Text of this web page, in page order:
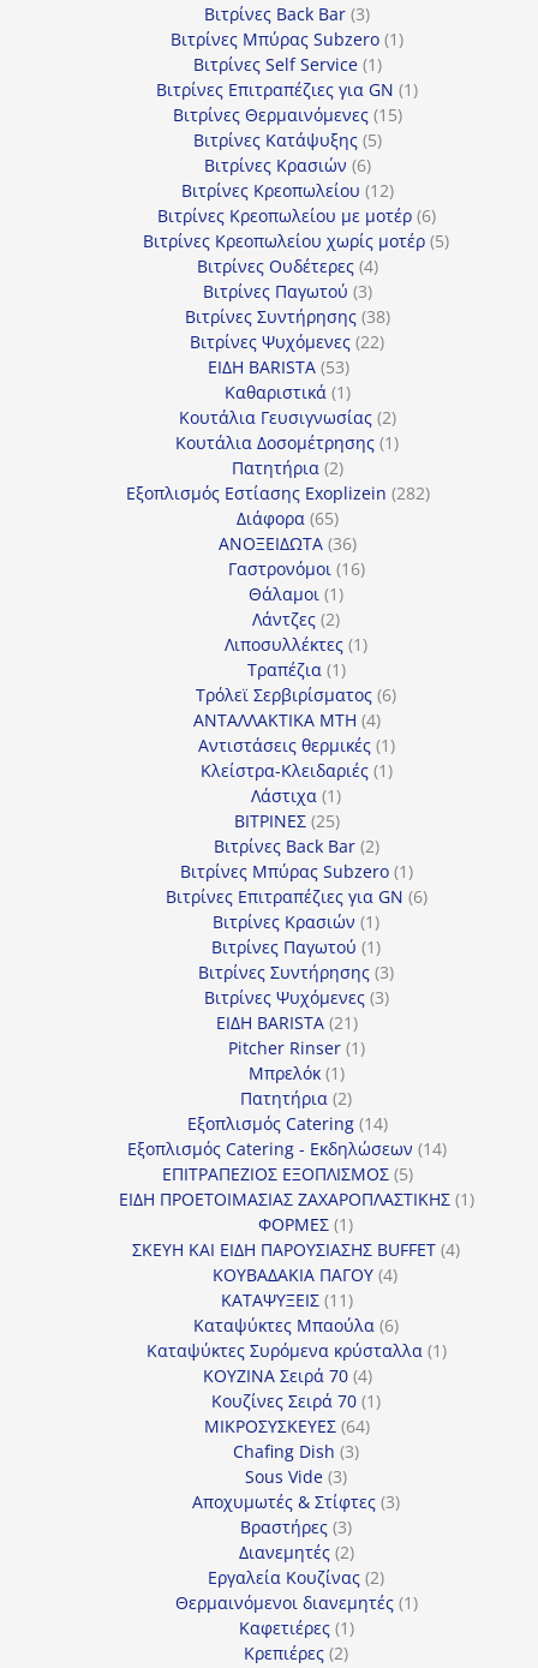
προϊόντα
Βιτρίνες Back Bar 33
προϊόντα
Βιτρίνες Mπύρας Subzero 11
Βιτρίνες Self Service 11
προϊόν
Βιτρίνες Επιτραπέζιες για GN 11
Βιτρίνες Θερμαινόμενες 1515
Βιτρίνες Κατάψυξης 55
Βιτρίνες Κρασιών 66
προϊόντα
Βιτρίνες Κρεοπωλείου 1212
προϊόντα
Βιτρίνες Κρεοπωλείου με μοτέρ 66
προϊόντα
Βιτρίνες Κρεοπωλείου χωρίς μοτέρ 55
Βιτρίνες Ουδέτερες 44
προϊόντα
Βιτρίνες Παγωτού 33
προϊόντα
Βιτρίνες Συντήρησης 3838
προϊόντα
Βιτρίνες Ψυχόμενες 2222
ΕΙΔΗ BARISTA 5353
προϊόντα
Καθαριστικά 11
προϊόν
Κουτάλια Γευσιγνωσίας 22
προϊόντα
Κουτάλια Δοσομέτρησης 11
Πατητήρια 22
προϊόντα
Εξοπλισμός Εστίασης Exoplizein 282282
Διάφορα 6565
προϊόντα
ΑΝΟΞΕΙΔΩΤΑ 3636
προϊόντα
Γαστρονόμοι 1616
Θάλαμοι 11
προϊόν
Λάντζες 22
προϊόντα
Λιποσυλλέκτες 11
Τραπέζια 11
προϊόν
Τρόλεϊ Σερβιρίσματος 66
ΑΝΤΑΛΛΑΚΤΙΚΑ MTH 44
προϊόντα
Αντιστάσεις θερμικές 11
προϊόν
Κλείστρα-Κλειδαριές 11
Λάστιχα 11
προϊόν
ΒΙΤΡΙΝΕΣ 2525
προϊόντα
Βιτρίνες Back Bar 22
προϊόντα
Βιτρίνες Mπύρας Subzero 11
προϊόν
Βιτρίνες Επιτραπέζιες για GN 66
Βιτρίνες Κρασιών 11
προϊόν
Βιτρίνες Παγωτού 11
προϊόν
Βιτρίνες Συντήρησης 33
προϊόντα
Βιτρίνες Ψυχόμενες 33
ΕΙΔΗ BARISTA 2121
προϊόντα
Pitcher Rinser 11
Μπρελόκ 11
προϊόν
Πατητήρια 22
προϊόντα
Εξοπλισμός Catering 1414
προϊόντα
Εξοπλισμός Catering - Εκδηλώσεων 1414
ΕΠΙΤΡΑΠΕΖΙΟΣ ΕΞΟΠΛΙΣΜΟΣ 55
προϊόντα
ΕΙΔΗ ΠΡΟΕΤΟΙΜΑΣΙΑΣ ΖΑΧΑΡΟΠΛΑΣΤΙΚΗΣ 11
ΦΟΡΜΕΣ 11
προϊόν
ΣΚΕΥΗ ΚΑΙ ΕΙΔΗ ΠΑΡΟΥΣΙΑΣΗΣ BUFFET 44
ΚΟΥΒΑΔΑΚΙΑ ΠΑΓΟΥ 44
ΚΑΤΑΨΥΞΕΙΣ 1111
προϊόντα
Καταψύκτες Μπαούλα 66
προϊόντα
Καταψύκτες Συρόμενα κρύσταλλα 11
ΚΟΥΖΙΝΑ Σειρά 70 44
προϊόντα
Κουζίνες Σειρά 70 11
ΜΙΚΡΟΣΥΣΚΕΥΕΣ 6464
Chafing Dish 33
Sous Vide 33
προϊόντα
Αποχυμωτές & Στίφτες 33
Βραστήρες 33
προϊόντα
Διανεμητές 22
προϊόντα
Εργαλεία Κουζίνας 22
προϊόντα
Θερμαινόμενοι διανεμητές 11
Καφετιέρες 11
προϊόν
Κρεπιέρες 22